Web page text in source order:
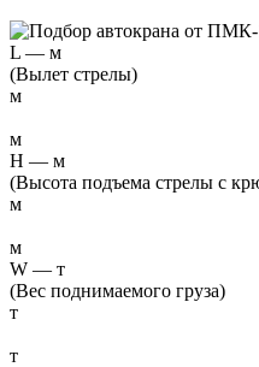
L — м
(Вылет стрелы)
м
м
H — м
(Высота подъема стрелы с
м
м
W — т
(Вес поднимаемого груза)
т
т